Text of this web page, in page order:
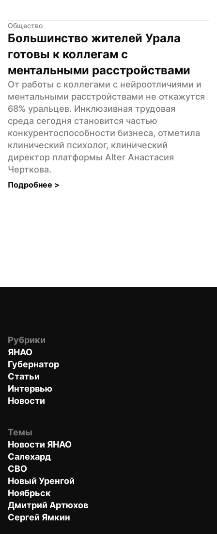
Общество
Большинство жителей Урала
готовы к коллегам с
ментальными расстройствами
От работы с коллегами с нейроотличиями и
ментальными расстройствами не откажутся
68% уральцев. Инклюзивная трудовая
среда сегодня становится частью
конкурентоспособности бизнеса, отметила
клинический психолог, клинический
директор платформы Alter Анастасия
Черткова.
Подробнее >
Рубрики
ЯНАО
Губернатор
Статьи
Интервью
Новости
Темы
Новости ЯНАО
Салехард
СВО
Новый Уренгой
Ноябрьск
Дмитрий Артюхов
Сергей Ямкин